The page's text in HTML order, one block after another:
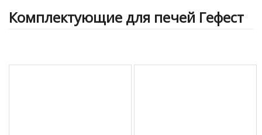
Комплектующие для печей Гефест